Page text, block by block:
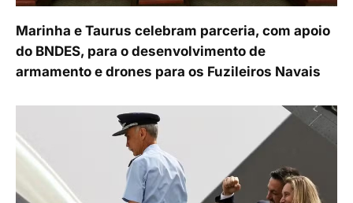
Marinha e Taurus celebram parceria, com apoio
do BNDES, para o desenvolvimento de
armamento e drones para os Fuzileiros Navais